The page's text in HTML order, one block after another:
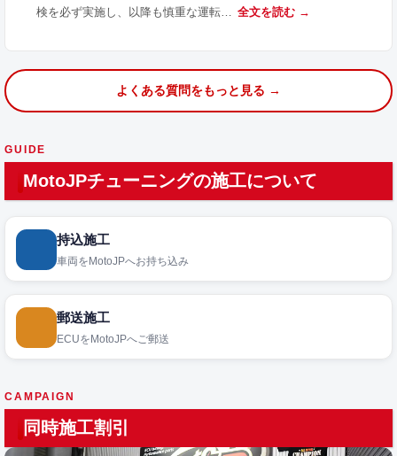
検を必ず実施し、以降も慎重な運転… 全文を読む →
よくある質問をもっと見る →
GUIDE
MotoJPチューニングの施工について
持込施工
車両をMotoJPへお持ち込み
郵送施工
ECUをMotoJPへご郵送
CAMPAIGN
同時施工割引